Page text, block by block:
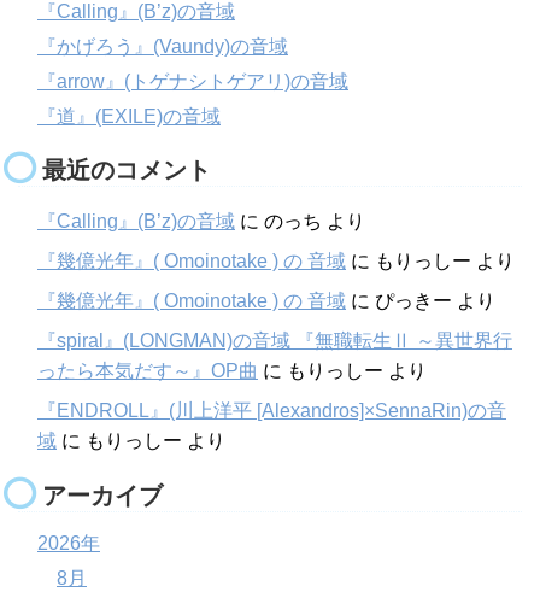
『Calling』(B’z)の音域
『かげろう』(Vaundy)の音域
『arrow』(トゲナシトゲアリ)の音域
『道』(EXILE)の音域
最近のコメント
『Calling』(B’z)の音域 に のっち より
『幾億光年』( Omoinotake ) の 音域 に もりっしー より
『幾億光年』( Omoinotake ) の 音域 に ぴっきー より
『spiral』(LONGMAN)の音域 『無職転生Ⅱ ～異世界行
ったら本気だす～』OP曲 に もりっしー より
『ENDROLL』(川上洋平 [Alexandros]×SennaRin)の音
域 に もりっしー より
アーカイブ
2026年
8月